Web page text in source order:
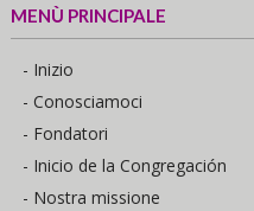
MENÙ PRINCIPALE
- Inizio
- Conosciamoci
- Fondatori
- Inicio de la Congregación
- Nostra missione